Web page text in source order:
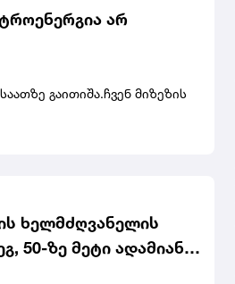
არ
გაითიშა.ჩვენ მიზეზის
ხელმძღვანელის
50-ზე მეტი ადამიანი